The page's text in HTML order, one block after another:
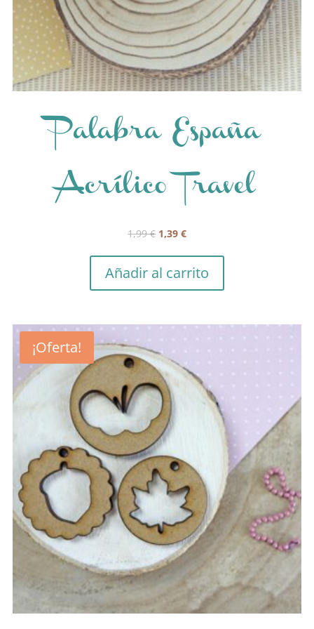
Palabra España
Acrílico Travel
1,99€ El
original
era:
1,39 €El
actual
es:
Añadir al carrito
¡Oferta!